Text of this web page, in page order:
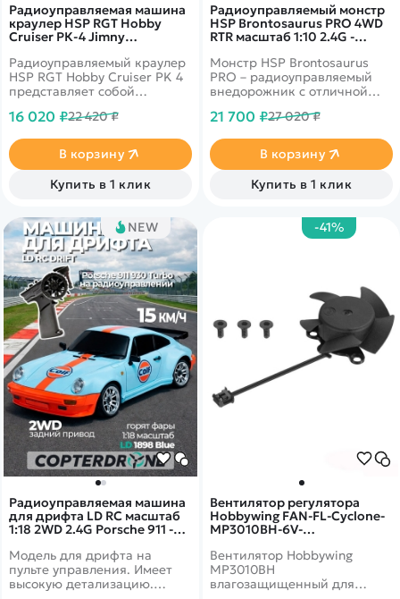
Радиоуправляемая машина
краулер HSP RGT Hobby
Cruiser РК-4 Jimny
масштаб 1:10 2.4G -
136100V3-R86373-1
Радиоуправляемый краулер
HSP RGT Hobby Cruiser PK 4
представляет собой
спроектированный для
экстремального вождения по
неровной местности. Он
обладает всесезонной
проходимостью благодаря
приводу, низкому центру
тяжести и независимой
подвеске, у него горят фары.
16 020 ₽22 420 ₽
В корзину
Купить в 1 клик
Радиоуправляемый монстр
HSP Brontosaurus PRO 4WD
RTR масштаб 1:10 2.4G -
Монстр HSP Brontosaurus
PRO – радиоуправляемый
внедорожник с отличной
модель 4WD RTR 2.4 G —
масштабе 1:10, имеет
прочный корпус для
увлекательных
приключений.
21 700 ₽27 020 ₽
В корзину
Купить в 1 клик
NEW
Радиоуправляемая машина
для дрифта LD RC масштаб
1:18 2WD 2.4G Porsche 911 -
Модель для дрифта на
пульте управления. Имеет
высокую детализацию.
-41%
Вентилятор регулятора
Hobbywing FAN-FL-Cyclone-
MP3010BH-6V-
HW-30860107
Вентилятор Hobbywing
MP3010BH
влагозащищенный для